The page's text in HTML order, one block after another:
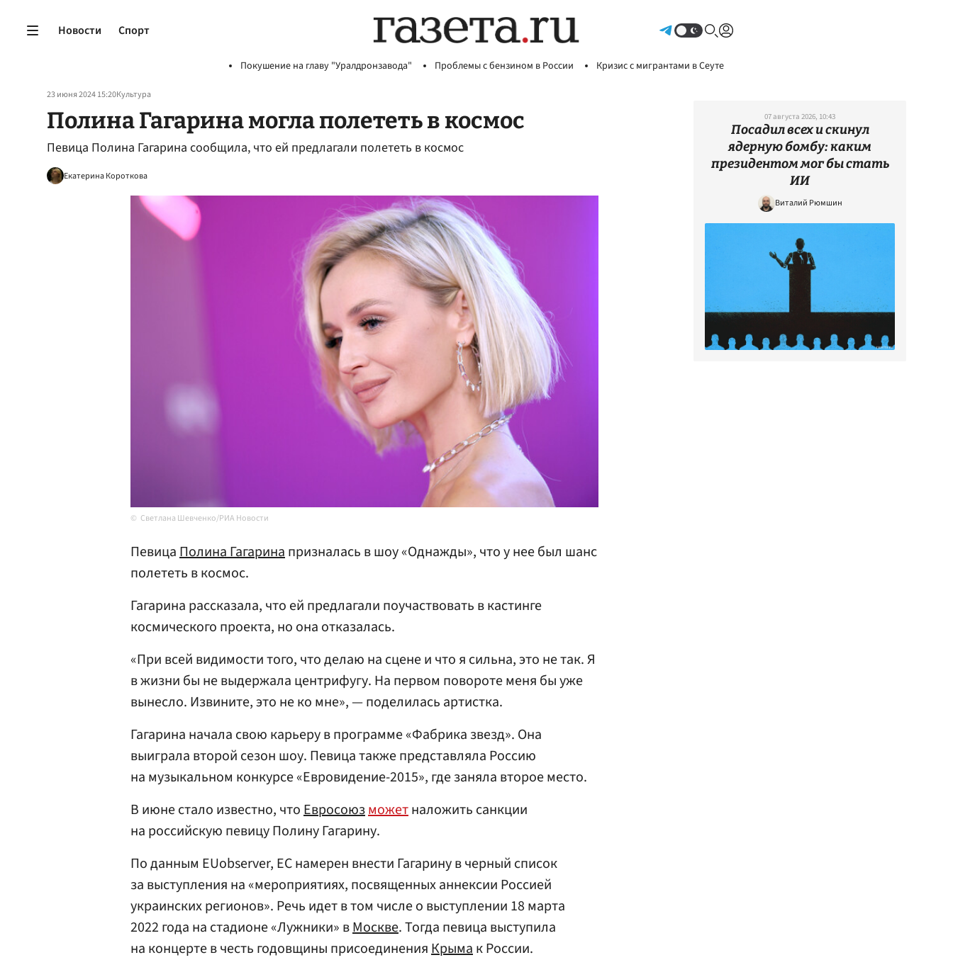
Новости Спорт
Покушение на главу "Уралдронзавода" Проблемы с бензином в России Кризис с мигрантами в Сеуте
23 июня 2024 15:20Культура
Полина Гагарина могла полететь в космос
Певица Полина Гагарина сообщила, что ей предлагали полететь в космос
Екатерина Короткова
Светлана Шевченко/РИА Новости
ПевицаПолина Гагаринапризналась в шоу «Однажды», что у нее был шанс
полететь в космос.
Гагарина рассказала, что ей предлагали поучаствовать в кастинге
космического проекта, но она отказалась.
«При всей видимости того, что делаю на сцене и что я сильна, это не так. Я
в жизни бы не выдержала центрифугу. На первом повороте меня бы уже
вынесло. Извините, это не ко мне», — поделилась артистка.
Гагарина начала свою карьеру в программе «Фабрика звезд». Она
выиграла второй сезон шоу. Певица также представляла Россию
на музыкальном конкурсе «Евровидение-2015», где заняла второе место.
В июне стало известно, чтоЕвросоюзможетналожить санкции
на российскую певицу Полину Гагарину.
По данным EUobserver, ЕС намерен внести Гагарину в черный список
за выступления на «мероприятиях, посвященных аннексии Россией
украинских регионов». Речь идет в том числе о выступлении 18 марта
2022 года на стадионе «Лужники» вМоскве. Тогда певица выступила
на концерте в честь годовщины присоединенияКрымак России.
07 августа 2026, 10:43
Посадил всех и скинул
ядерную бомбу: каким
президентом мог бы стать
ИИ
Виталий Рюмшин